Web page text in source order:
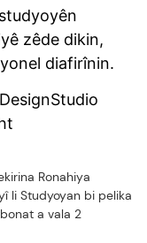
zêde dikin,
diafirînin.